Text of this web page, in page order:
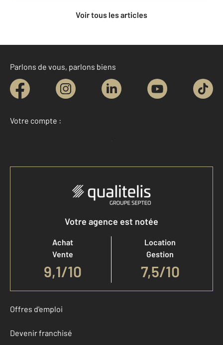
Voir tous les articles
Parlons de vous, parlons biens
Votre compte :
Accéder à mon compte
Votre agence est notée
Achat
Vente
9,1/10
Location
Gestion
7,5/10
Offres d'emploi
Devenir franchisé